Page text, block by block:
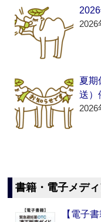
2026
夏期
送）
2026
書籍・電子メデ
【電子